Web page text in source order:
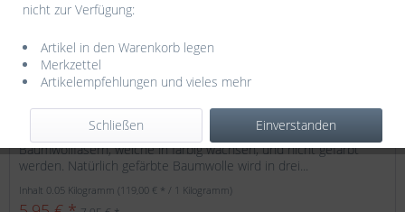
LANG YARNS - Baby Cotton - 0006
LANG YARNS - Baby Cotton naturally colored Die Basis für BABY
COTTON NATURALLY COLORED sind, wie der Name schon sagt,
Baumwollfasern, welche in farbig wachsen, und nicht gefärbt
werden. Natürlich gefärbte Baumwolle wird in drei...
Inhalt 0.05 Kilogramm(119,00 € * / 1 Kilogramm)
nicht zur Verfügung:
Artikel in den Warenkorb legen
Merkzettel
Artikelempfehlungen und vieles mehr
Einverstanden
Schließen